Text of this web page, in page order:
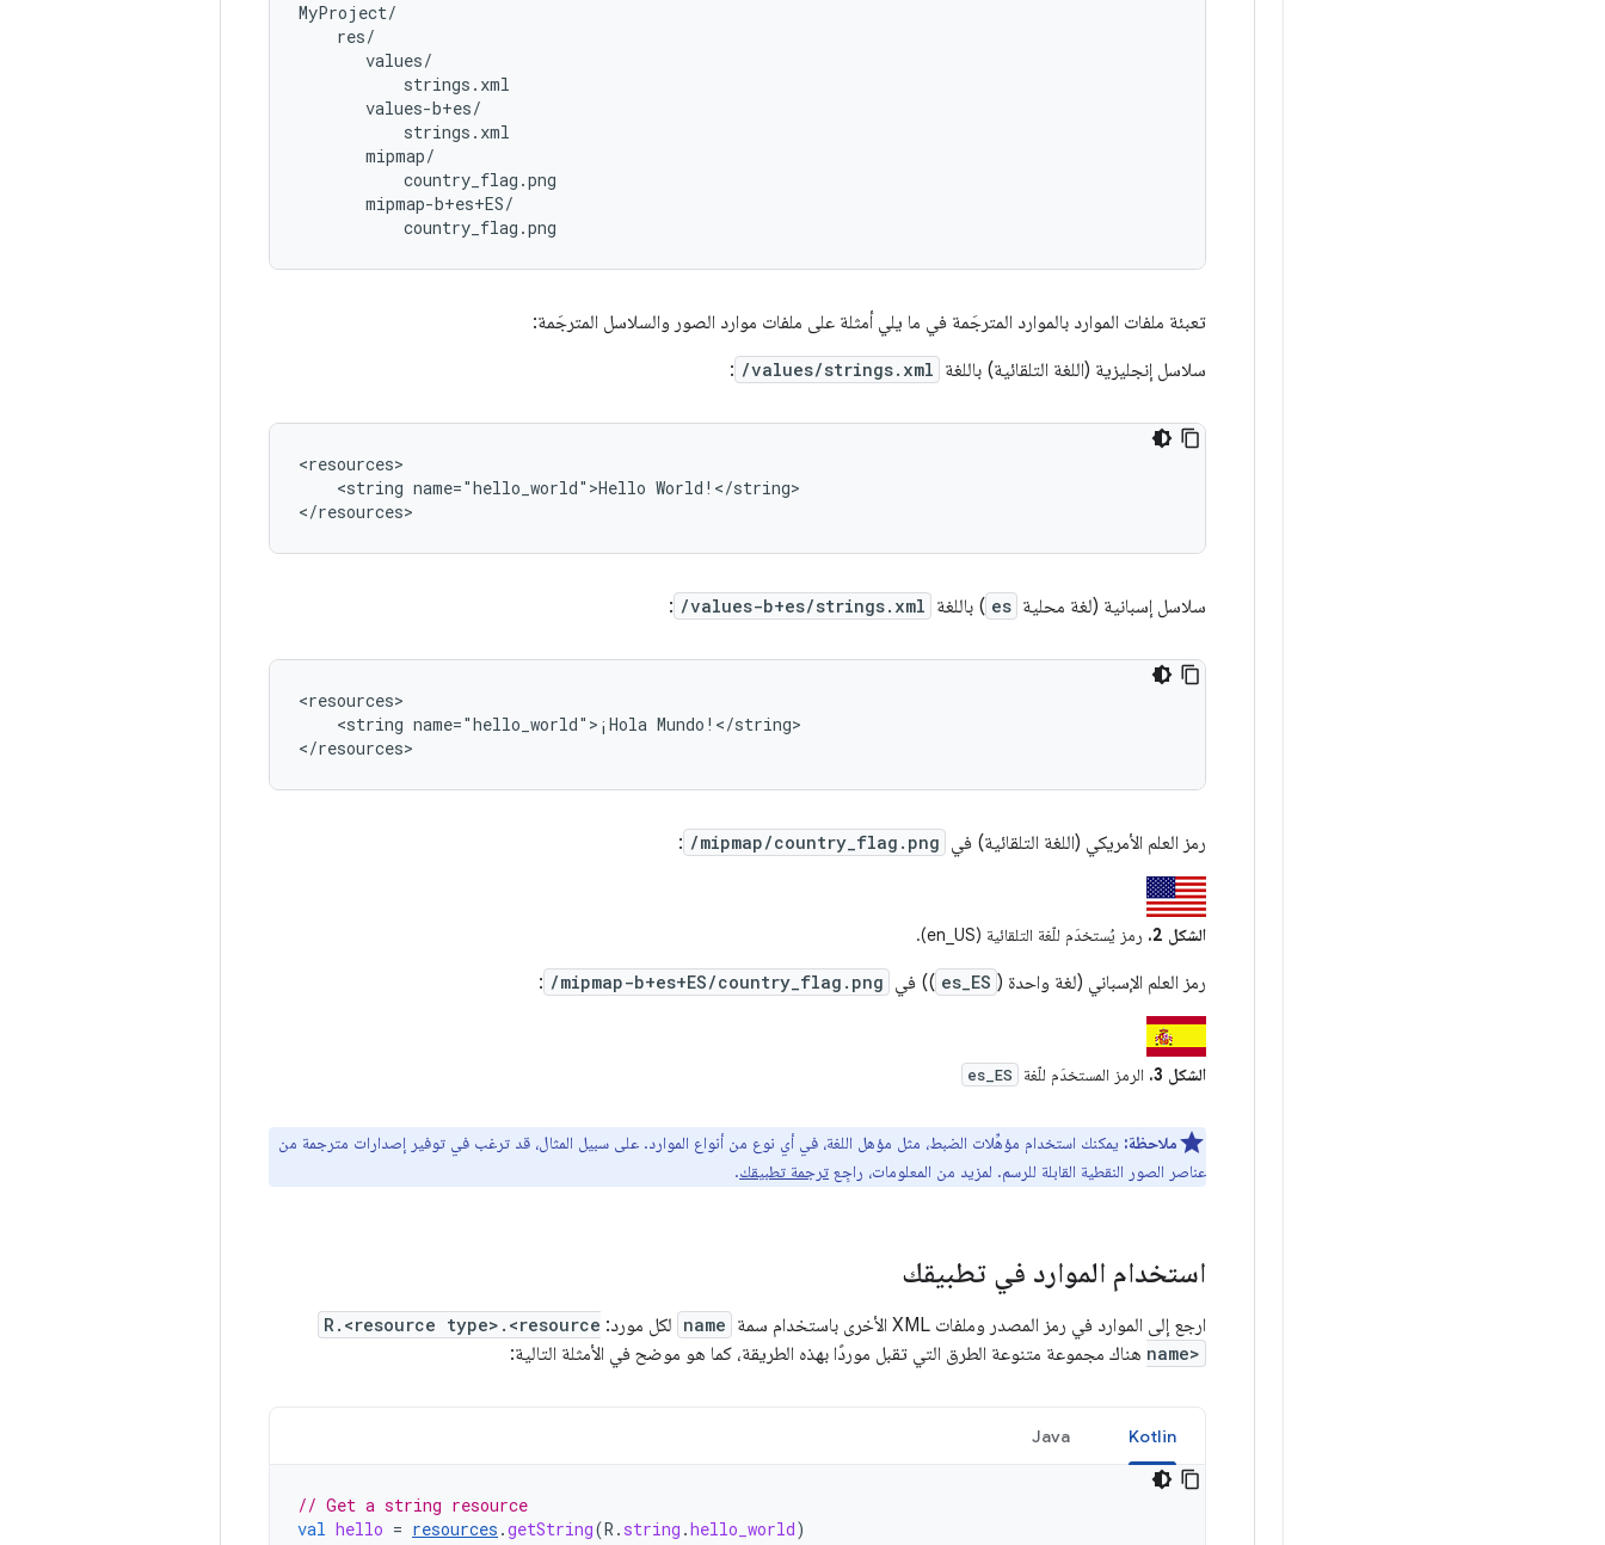
MyProject/
    res/
       values/
           strings.xml
       values-b+es/
           strings.xml
       mipmap/
           country_flag.png
       mipmap-b+es+ES/
تعبئة ملفات الموارد بالموارد المترجَمة في ما يلي أمثلة على ملفات موارد الصور والسلاسل المترجَمة:
سلاسل إنجليزية (اللغة التلقائية) باللغة /values/strings.xml
:
<string name="hello_world">Hello World!</string>
</resources>
سلاسل إسبانية (لغة محلية es ) باللغة /values-b+es/strings.xml
:
<string name="hello_world">¡Hola Mundo!</string>
</resources>
رمز العلم الأمريكي (اللغة التلقائية) في /mipmap/country_flag.png
:
الشكل 2. رمز يُستخدَم للّغة التلقائية (en_US).
رمز العلم الإسباني (لغة واحدة ( es_ES )) في /mipmap-b+es+ES/country_flag.png
:
الشكل 3. الرمز المستخدَم للّغة es_ES
ملاحظة: يمكنك استخدام مؤهِّلات الضبط، مثل مؤهل اللغة، في أي نوع من أنواع الموارد. على سبيل المثال، قد ترغب في توفير إصدارات مترجمة من
عناصر الصور النقطية القابلة للرسم. لمزيد من المعلومات، راجِع ترجمة تطبيقك.
استخدام الموارد في تطبيقك
ارجع إلى الموارد في رمز المصدر وملفات XML الأخرى باستخدام سمة name لكل مورد: R.<resource type>.<resource
name> هناك مجموعة متنوعة الطرق التي تقبل موردًا بهذه الطريقة، كما هو موضح في الأمثلة التالية:
Kotlin
Java
// Get a string resource
val hello = resources .getString(R . string .hello_world)